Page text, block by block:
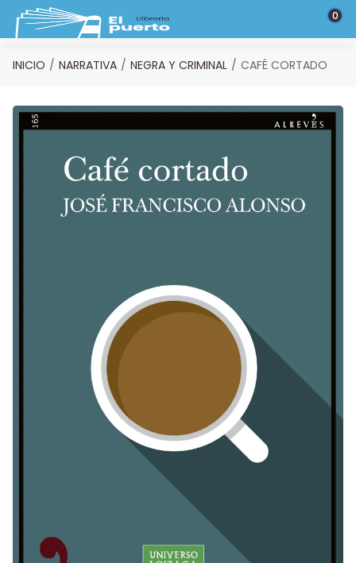
Saltar al contenido principal 0
INICIO NARRATIVA NEGRA Y CRIMINAL CAFÉ CORTADO